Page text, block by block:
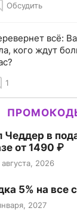
Обсудить
всё:
кого ждут
1
Чеддер в
от 1490 ₽
2026
5% на все
2027